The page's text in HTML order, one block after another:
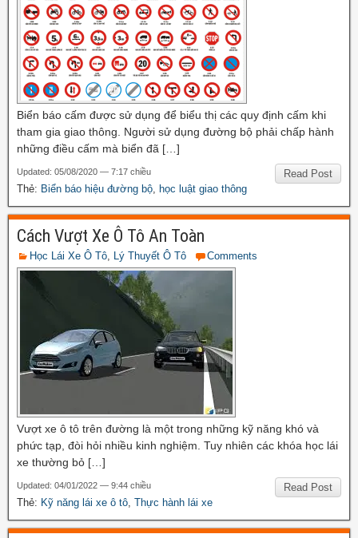
Biển báo cấm được sử dụng để biểu thị các quy định cấm khi
tham gia giao thông. Người sử dụng đường bộ phải chấp hành
những điều cấm mà biển đã […]
Read Post
Updated: 05/08/2020 — 7:17 chiều
Thẻ: Biển báo hiệu đường bộ học luật giao thông
Cách Vượt Xe Ô Tô An Toàn
Học Lái Xe Ô Tô Lý Thuyết Ô Tô Comments
Vượt xe ô tô trên đường là một trong những kỹ năng khó và
phức tạp, đòi hỏi nhiều kinh nghiệm. Tuy nhiên các khóa học lái
xe thường bỏ […]
Read Post
Updated: 04/01/2022 — 9:44 chiều
Thẻ: Kỹ năng lái xe ô tô Thực hành lái xe